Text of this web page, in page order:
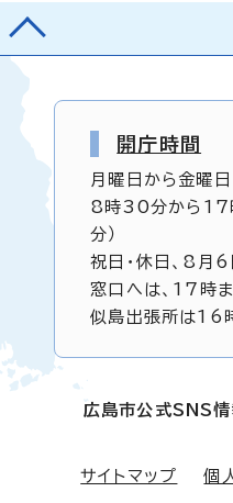
開庁時間
月曜日から金曜日
8時30分から17
分）
祝日・休日、8月
窓口へは、17時ま
似島出張所は16
広島市公式SNS情
サイトマップ 個